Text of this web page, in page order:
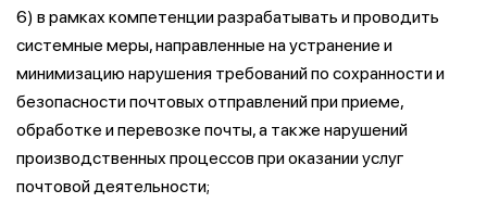
6) в рамках компетенции разрабатывать и проводить
системные меры, направленные на устранение и
минимизацию нарушения требований по сохранности и
безопасности почтовых отправлений при приеме,
обработке и перевозке почты, а также нарушений
производственных процессов при оказании услуг
почтовой деятельности;